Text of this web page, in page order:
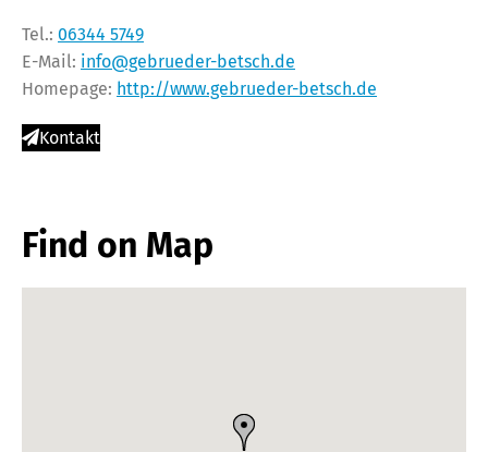
Tel.: 06344 5749
E-Mail: info@gebrueder-betsch.de
Homepage: http://www.gebrueder-betsch.de
Kontakt
Find on Map